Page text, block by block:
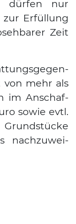
dür­fen nur
Erfül­lung
Zeit
von mehr als
im Anschaf­
sowie evtl.
nach­zu­wei­